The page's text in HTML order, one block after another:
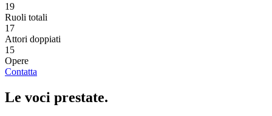
19
Ruoli totali
17
Attori doppiati
15
Opere
Contatta
Le voci prestate.